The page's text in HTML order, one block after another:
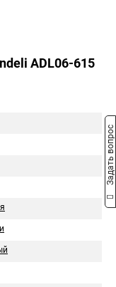
ADL06-615
Задать вопрос